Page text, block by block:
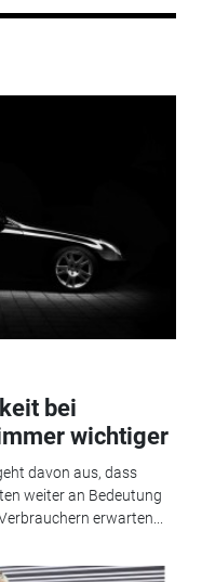
bei
wichtiger
davon aus, dass
weiter an Bedeutung
erwarten...